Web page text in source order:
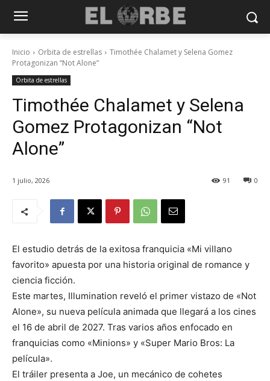
Inicio Orbita de estrellas
Timothée Chalamet y Selena Gomez
Protagonizan “Not Alone”
Orbita de estrellas
Timothée Chalamet y Selena
Gomez Protagonizan “Not
Alone”
1 julio, 2026 0
91
El estudio detrás de la exitosa franquicia «Mi villano
favorito» apuesta por una historia original de romance y
ciencia ficción.
Este martes, Illumination reveló el primer vistazo de «Not
Alone», su nueva película animada que llegará a los cines
el 16 de abril de 2027. Tras varios años enfocado en
franquicias como «Minions» y «Super Mario Bros: La
película».
El tráiler presenta a Joe, un mecánico de cohetes